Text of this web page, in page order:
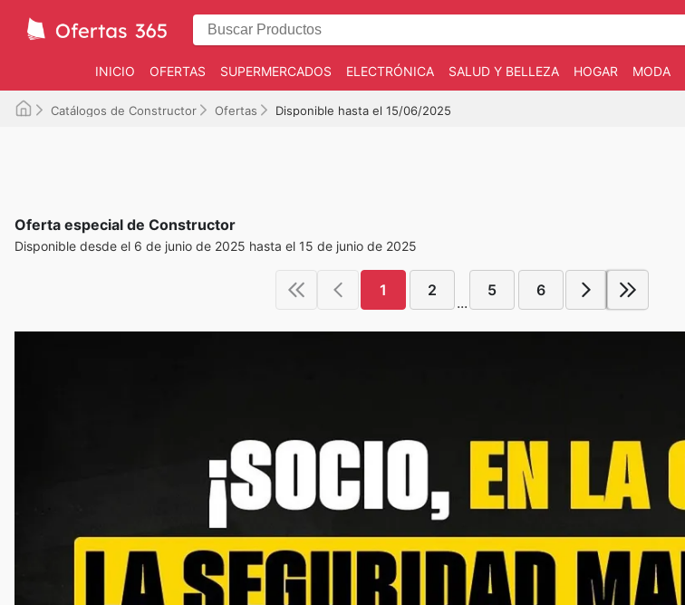
INICIO OFERTAS SUPERMERCADOS ELECTRÓNICA SALUD Y BELLEZA HOGAR MODA
Catálogos de Constructor Ofertas Disponible hasta el 15/06/2025
Oferta especial de Constructor
Disponible desde el 6 de junio de 2025 hasta el 15 de junio de 2025
1 2
...
5 6